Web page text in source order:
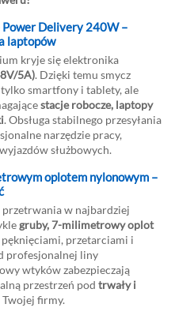
Power Delivery 240W –
laptopów
kryje się elektronika
5A). Dzięki temu smycz
smartfony i tablety, ale
stacje robocze, laptopy
. Obsługa stabilnego przesyłania
narzędzie pracy,
służbowych.
oplotem nylonowym –
w najbardziej
gruby, 7-milimetrowy oplot
przetarciami i
profesjonalnej liny
wtyków zabezpieczają
przestrzeń pod trwały i
firmy.